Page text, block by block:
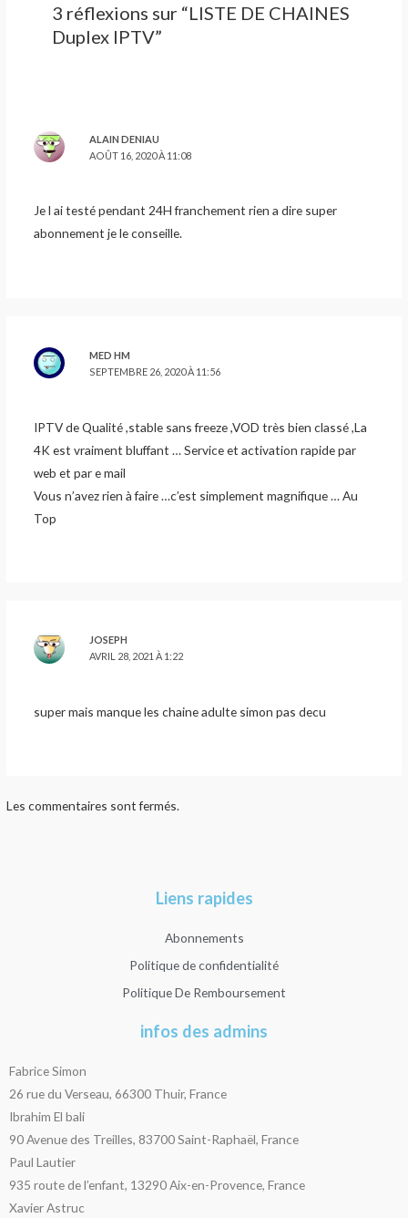
3 réflexions sur “LISTE DE CHAINES
Duplex IPTV”
ALAIN DENIAU
AOÛT 16, 2020 À 11:08
Je l ai testé pendant 24H franchement rien a dire super
abonnement je le conseille.
MED HM
SEPTEMBRE 26, 2020 À 11:56
IPTV de Qualité ,stable sans freeze ,VOD très bien classé ,La
4K est vraiment bluffant … Service et activation rapide par
web et par e mail
Vous n’avez rien à faire …c’est simplement magnifique … Au
Top
JOSEPH
AVRIL 28, 2021 À 1:22
super mais manque les chaine adulte simon pas decu
Les commentaires sont fermés.
Liens rapides
Abonnements
Politique de confidentialité
Politique De Remboursement
infos des admins
Fabrice Simon
26 rue du Verseau, 66300 Thuir, France
Ibrahim El bali
90 Avenue des Treilles, 83700 Saint-Raphaël, France
Paul Lautier
935 route de l’enfant, 13290 Aix-en-Provence, France
Xavier Astruc